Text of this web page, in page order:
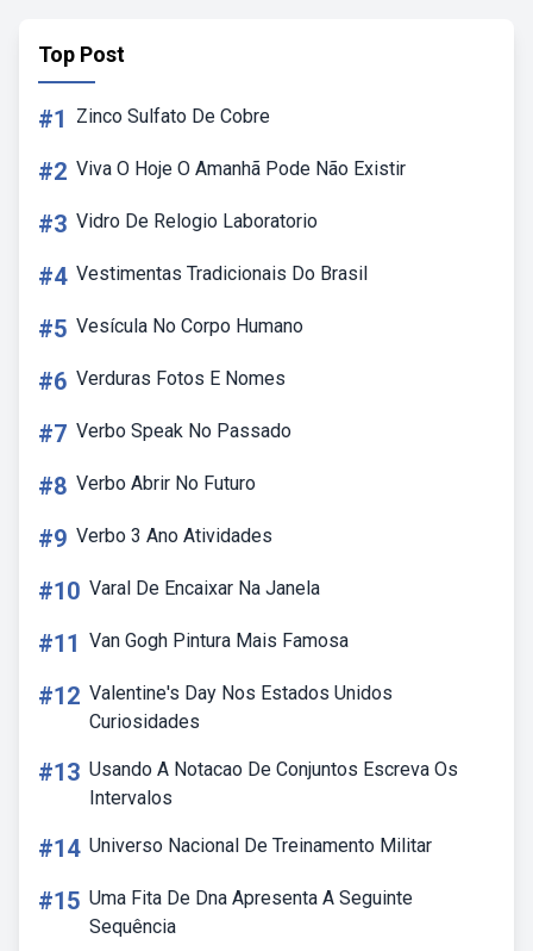
Top Post
#1 Zinco Sulfato De Cobre
#2 Viva O Hoje O Amanhã Pode Não Existir
#3 Vidro De Relogio Laboratorio
#4 Vestimentas Tradicionais Do Brasil
#5 Vesícula No Corpo Humano
#6 Verduras Fotos E Nomes
#7 Verbo Speak No Passado
#8 Verbo Abrir No Futuro
#9 Verbo 3 Ano Atividades
#10 Varal De Encaixar Na Janela
#11 Van Gogh Pintura Mais Famosa
#12 Valentine's Day Nos Estados Unidos
Curiosidades
#13 Usando A Notacao De Conjuntos Escreva Os
Intervalos
#14 Universo Nacional De Treinamento Militar
#15 Uma Fita De Dna Apresenta A Seguinte
Sequência